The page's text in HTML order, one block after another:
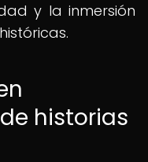
y la inmersión
historias